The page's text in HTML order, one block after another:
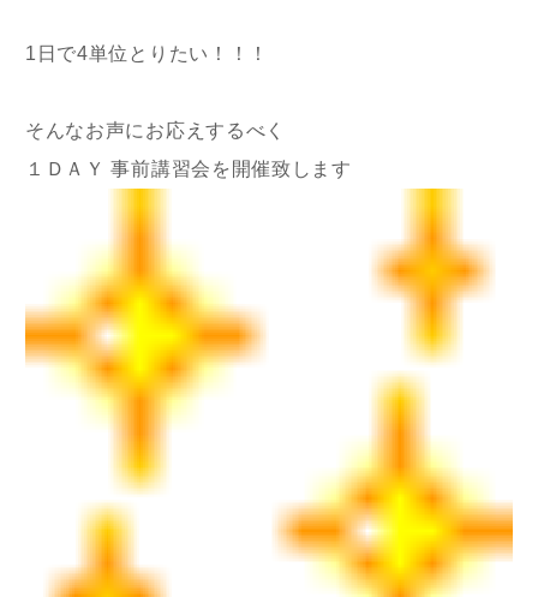
1日で4単位とりたい！！！
そんなお声にお応えするべく
１ＤＡＹ 事前講習会を開催致します